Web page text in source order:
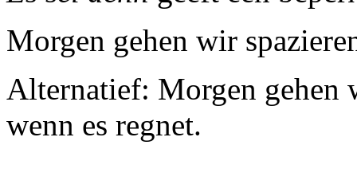
Morgen gehen wir
Alternatief: Morgen gehen
wenn es regnet.